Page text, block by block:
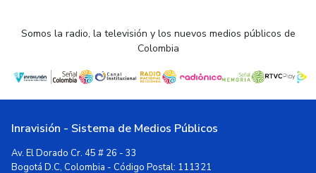
Somos la radio, la televisión y los nuevos medios públicos de
Colombia
Inravisión - Sistema de Medios Públicos
Av. El Dorado Cr. 45 # 26 - 33
Bogotá D.C, Colombia - Código Postal: 111321